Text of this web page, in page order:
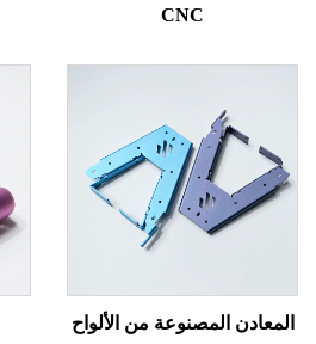
CNC
المعادن المصنوعة من الألواح